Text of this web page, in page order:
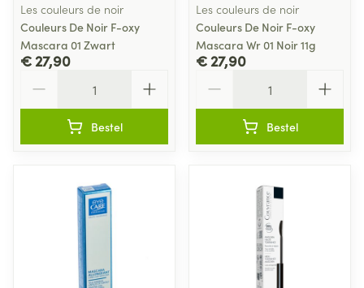
Les couleurs de noir
Couleurs De Noir F-oxy
Mascara 01 Zwart
€ 27,90
Bestel
Les couleurs de noir
Couleurs De Noir F-oxy
Mascara Wr 01 Noir 11g
€ 27,90
Bestel